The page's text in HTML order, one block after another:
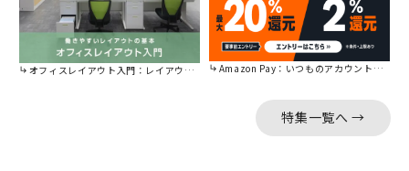
オフィスレイアウト入門：レイアウトの基本をご紹介。 Amazon Pay：いつものアカウントで簡単に決済可能。
特集一覧へ →